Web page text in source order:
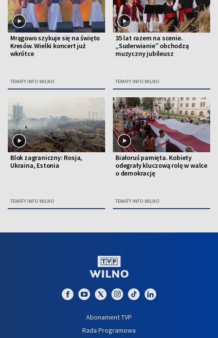
Mrągowo szykuje się na święto
Kresów. Wielki koncert już
wkrótce
TEMATY INFO WILNO
35 lat razem na scenie.
„Suderwianie” obchodzą
muzyczny jubileusz
TEMATY INFO WILNO
Blok zagraniczny: Rosja,
Ukraina, Estonia
TEMATY INFO WILNO
Białoruś pamięta. Kobiety
odegrały kluczową rolę w walce
o demokrację
TEMATY INFO WILNO
Abonament TVP
Rada Programowa